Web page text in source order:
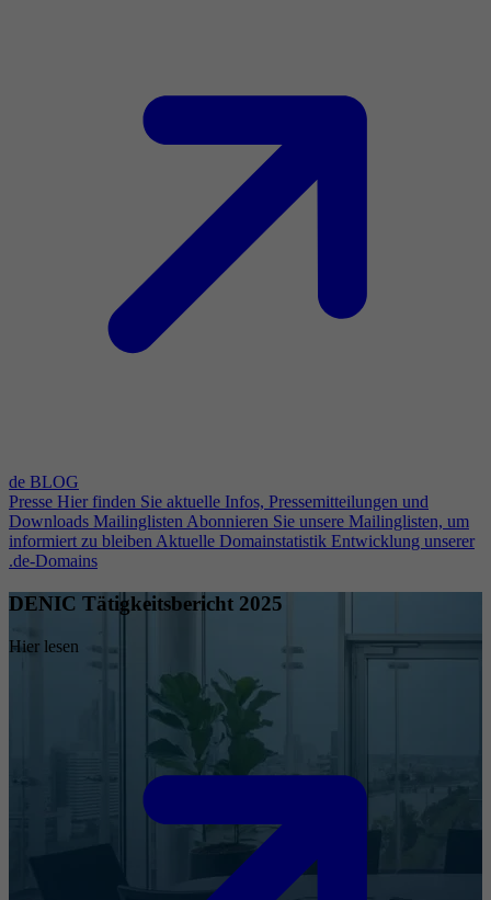
de BLOG
Presse Hier finden Sie aktuelle Infos, Pressemitteilungen und
Downloads Mailinglisten Abonnieren Sie unsere Mailinglisten, um
informiert zu bleiben Aktuelle Domainstatistik Entwicklung unserer
.de-Domains
DENIC Tätigkeitsbericht 2025
Hier lesen